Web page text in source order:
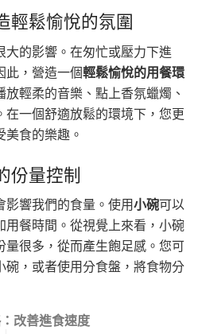
輕鬆愉悅的氛圍
大的影響。在匆忙或壓力下進
此，營造一個輕鬆愉悅的用餐環
輕柔的音樂、點上香氛蠟燭、
一個舒適放鬆的環境下，您更
食的樂趣。
份量控制
響我們的食量。使用小碗可以
餐時間。從視覺上來看，小碗
量很多，從而產生飽足感。您可
，或者使用分食盤，將食物分
改善進食速度